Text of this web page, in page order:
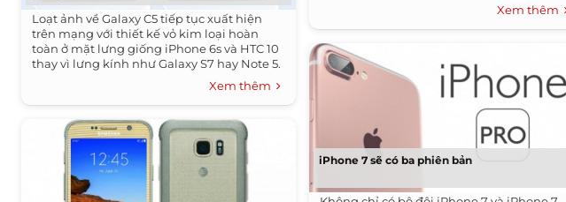
Loạt ảnh về Galaxy C5 tiếp tục xuất hiện
trên mạng với thiết kế vỏ kim loại hoàn
toàn ở mặt lưng giống iPhone 6s và HTC 10
thay vì lưng kính như Galaxy S7 hay Note 5.
Xem thêm
Xem thêm
iPhone 7 sẽ có ba phiên bản